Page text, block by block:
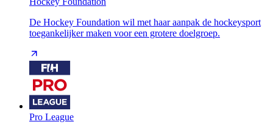
De Hockey Foundation wil met haar aanpak de hockeysport
toegankelijker maken voor een grotere doelgroep.
Pro League